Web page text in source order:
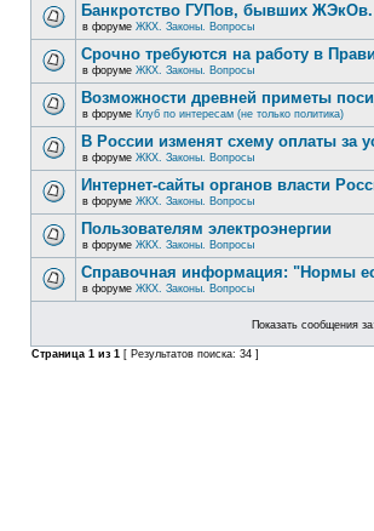
Банкротство ГУПов, бывших ЖЭкОв.
в форуме ЖКХ. Законы. Вопросы
Срочно требуются на работу в
в форуме ЖКХ. Законы. Вопросы
Возможности древней приметы
в форуме Клуб по интересам (не только политика)
В России изменят схему оплаты за
в форуме ЖКХ. Законы. Вопросы
Интернет-сайты органов власти
в форуме ЖКХ. Законы. Вопросы
Пользователям электроэнергии
в форуме ЖКХ. Законы. Вопросы
Справочная информация: "Нормы
в форуме ЖКХ. Законы. Вопросы
Показать сообщения за:
Страница 1 из 1 [ Результатов поиска: 34 ]